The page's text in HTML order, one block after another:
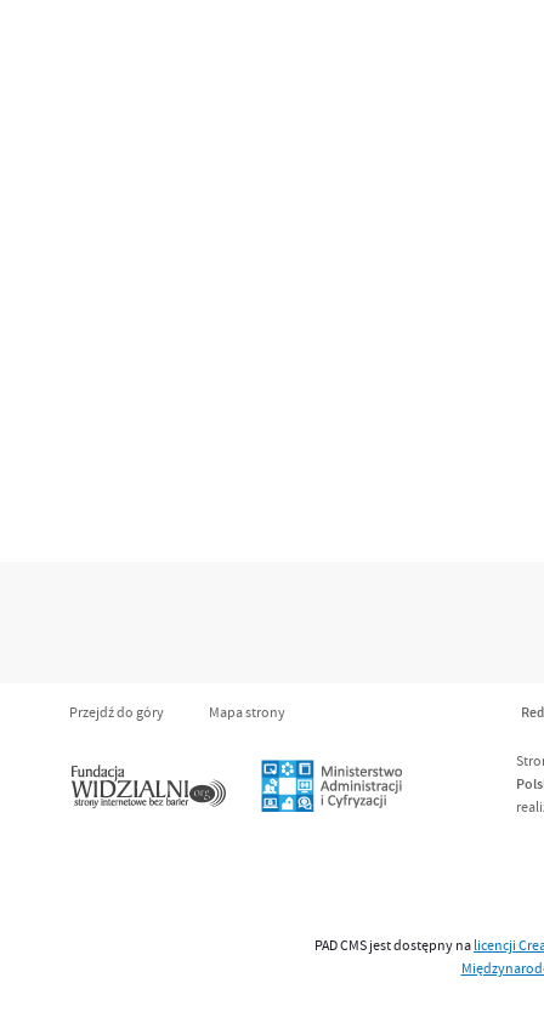
Przejdź do góry Mapa strony
PAD CMS jest dostępny na licencji